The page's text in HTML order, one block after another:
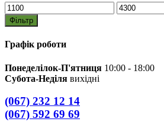
Мінімальна
ціна
Найбільша
ціна
Фільтр
Графік роботи
Понеделілок-П'ятниця 10:00 - 18:00
Субота-Неділя вихідні
(067) 232 12 14
(067) 592 69 69